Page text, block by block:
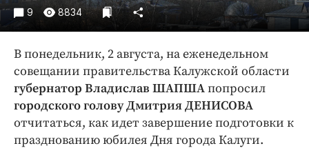
Экономика и бизнес
Блоги
Издания
Медиаперсона
Интересное чтиво
Клиника года
9 8834
В понедельник, 2 августа, на еженедельном
совещании правительства Калужской области
губернатор Владислав ШАПШАпопросил
городского голову Дмитрия ДЕНИСОВА
отчитаться, как идет завершение подготовки к
празднованию юбилея Дня города Калуги.